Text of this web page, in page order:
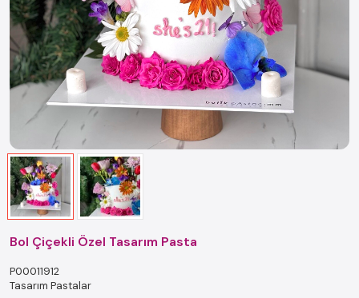
Bol Çiçekli Özel Tasarım Pasta
P00011912
Tasarım Pastalar